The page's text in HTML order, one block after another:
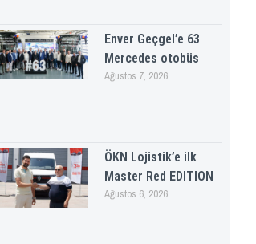
Enver Geçgel’e 63
Mercedes otobüs
Ağustos 7, 2026
ÖKN Lojistik’e ilk
Master Red EDITION
Ağustos 6, 2026